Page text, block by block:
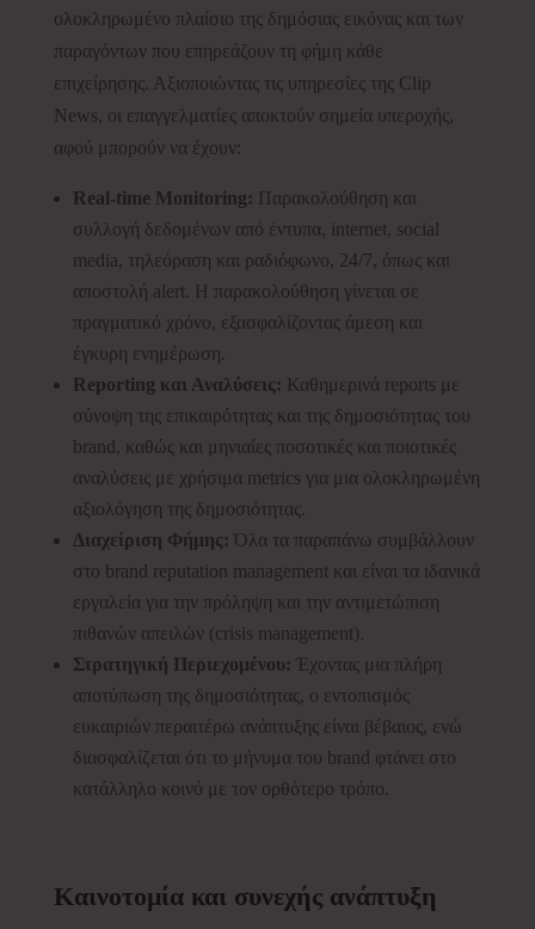
ολοκληρωμένο πλαίσιο της δημόσιας εικόνας και των
παραγόντων που επηρεάζουν τη φήμη κάθε
επιχείρησης. Αξιοποιώντας τις υπηρεσίες της Clip
News, οι επαγγελματίες αποκτούν σημεία υπεροχής,
αφού μπορούν να έχουν:
Real-time Monitoring: Παρακολούθηση και
συλλογή δεδομένων από έντυπα, internet, social
media, τηλεόραση και ραδιόφωνο, 24/7, όπως και
αποστολή alert. Η παρακολούθηση γίνεται σε
πραγματικό χρόνο, εξασφαλίζοντας άμεση και
έγκυρη ενημέρωση.
Reporting και Αναλύσεις: Καθημερινά reports με
σύνοψη της επικαιρότητας και της δημοσιότητας του
brand, καθώς και μηνιαίες ποσοτικές και ποιοτικές
αναλύσεις με χρήσιμα metrics για μια ολοκληρωμένη
αξιολόγηση της δημοσιότητας.
Διαχείριση Φήμης: Όλα τα παραπάνω συμβάλλουν
στο brand reputation management και είναι τα ιδανικά
εργαλεία για την πρόληψη και την αντιμετώπιση
πιθανών απειλών (crisis management).
Στρατηγική Περιεχομένου: Έχοντας μια πλήρη
αποτύπωση της δημοσιότητας, ο εντοπισμός
ευκαιριών περαιτέρω ανάπτυξης είναι βέβαιος, ενώ
διασφαλίζεται ότι το μήνυμα του brand φτάνει στο
κατάλληλο κοινό με τον ορθότερο τρόπο.
Καινοτομία και συνεχής ανάπτυξη